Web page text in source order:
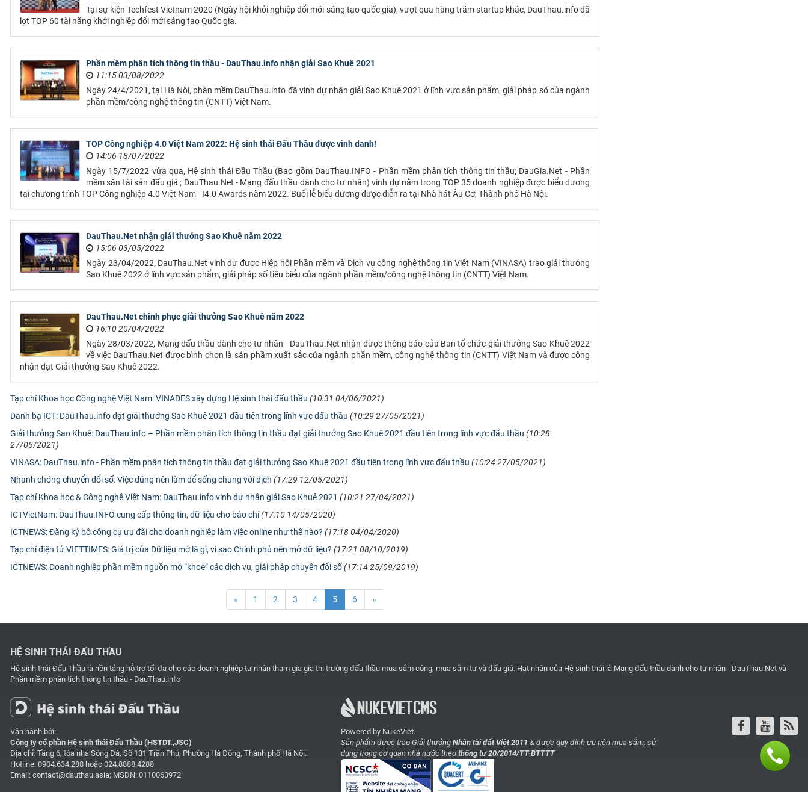
Tại sự kiện Techfest Vietnam 2020 (Ngày hội khởi nghiệp đổi mới sáng tạo quốc gia), vượt qua hàng trăm startup khác, DauThau.info đã
lọt TOP 60 tài năng khởi nghiệp đổi mới sáng tạo Quốc gia.
Phần mềm phân tích thông tin thầu - DauThau.info nhận giải Sao Khuê 2021
11:15 03/08/2022
Ngày 24/4/2021, tại Hà Nội, phần mềm DauThau.info đã vinh dự nhận giải Sao Khuê 2021 ở lĩnh vực sản phẩm, giải pháp số của ngành
phần mềm/công nghệ thông tin (CNTT) Việt Nam.
TOP Công nghiệp 4.0 Việt Nam 2022: Hệ sinh thái Đấu Thầu được vinh danh!
14:06 18/07/2022
Ngày 15/7/2022 vừa qua, Hệ sinh thái Đầu Thầu (Bao gồm DauThau.INFO - Phần mềm phân tích thông tin thầu; DauGia.Net - Phần
mềm săn tài sản đấu giá ; DauThau.Net - Mạng đấu thầu dành cho tư nhân) vinh dự nằm trong TOP 35 doanh nghiệp được biểu dương
tại chương trình TOP Công nghiệp 4.0 Việt Nam - I4.0 Awards năm 2022. Buổi lễ biểu dương được diễn ra tại Nhà hát Âu Cơ, Thành phố Hà Nội.
DauThau.Net nhận giải thưởng Sao Khuê năm 2022
15:06 03/05/2022
Ngày 23/04/2022, DauThau.Net vinh dự được Hiệp hội Phần mềm và Dịch vụ công nghệ thông tin Việt Nam (VINASA) trao giải thưởng
Sao Khuê 2022 ở lĩnh vực sản phẩm, giải pháp số tiêu biểu của ngành phần mềm/công nghệ thông tin (CNTT) Việt Nam.
DauThau.Net chinh phục giải thưởng Sao Khuê năm 2022
16:10 20/04/2022
Ngày 28/03/2022, Mạng đấu thầu dành cho tư nhân - DauThau.Net nhận được thông báo của Ban tổ chức giải thưởng Sao Khuê 2022
về việc DauThau.Net được bình chọn là sản phầm xuất sắc của ngành phần mềm, công nghệ thông tin (CNTT) Việt Nam và được công
nhận đạt Giải thưởng Sao Khuê 2022.
Tạp chí Khoa học Công nghệ Việt Nam: VINADES xây dựng Hệ sinh thái đấu thầu (10:31 04/06/2021)
Danh bạ ICT: DauThau.info đạt giải thưởng Sao Khuê 2021 đầu tiên trong lĩnh vực đấu thầu (10:29 27/05/2021)
Giải thưởng Sao Khuê: DauThau.info – Phần mềm phân tích thông tin thầu đạt giải thưởng Sao Khuê 2021 đầu tiên trong lĩnh vực đấu thầu (10:28
27/05/2021)
VINASA: DauThau.info - Phần mềm phân tích thông tin thầu đạt giải thưởng Sao Khuê 2021 đầu tiên trong lĩnh vực đấu thầu (10:24 27/05/2021)
Nhanh chóng chuyển đổi số: Việc đúng nên làm để sống chung với dịch (17:29 12/05/2021)
Tạp chí Khoa học & Công nghệ Việt Nam: DauThau.info vinh dự nhận giải Sao Khuê 2021 (10:21 27/04/2021)
ICTVietNam: DauThau.INFO cung cấp thông tin, dữ liệu cho báo chí(17:10 14/05/2020)
ICTNEWS: Đăng ký bộ công cụ ưu đãi cho doanh nghiệp làm việc online như thế nào? (17:18 04/04/2020)
Tạp chí điện tử VIETTIMES: Giá trị của Dữ liệu mở là gì, vì sao Chính phủ nên mở dữ liệu? (17:21 08/10/2019)
ICTNEWS: Doanh nghiệp phần mềm nguồn mở “khoe” các dịch vụ, giải pháp chuyển đổi số(17:14 25/09/2019)
« 1 2 3 4 5 6 »
HỆ SINH THÁI ĐẤU THẦU
Hệ sinh thái Đấu Thầu là nền tảng hỗ trợ tối đa cho các doanh nghiệp tư nhân tham gia gia thị trường đấu thầu mua sắm công, mua sắm tư và đấu giá. Hạt nhân của Hệ sinh thái là Mạng đấu thầu dành cho tư nhân - DauThau.Net và
Phần mềm phân tích thông tin thầu - DauThau.info
Vận hành bởi:
Công ty cổ phần Hệ sinh thái Đấu Thầu (HSTDT.,JSC)
Địa chỉ: Tầng 6, tòa nhà Sông Đà, Số 131 Trần Phú, Phường Hà Đông, Thành phố Hà Nội.
Hotline: 0904.634.288 hoặc 024.8888.4288
Email: contact@dauthau.asia; MSDN: 0110063972
Powered by NukeViet.
Sản phẩm được trao Giải thưởng Nhân tài đất Việt 2011 & được quy định ưu tiên mua sắm, sử
dụng trong cơ quan nhà nước theo thông tư 20/2014/TT-BTTTT